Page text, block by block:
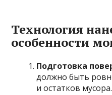
Технология
особенности
Подготовка
должно быть
и остатков мусора.